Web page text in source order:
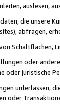
auslesen,
die unsere
abfragen,
Schaltflächen,
oder
oder juristische
unterlassen,
oder